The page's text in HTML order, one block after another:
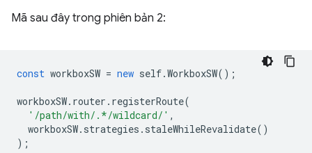
Mã sau đây trong phiên bản 2:
const workboxSW = new self.WorkboxSW();
workboxSW. router . registerRoute(
'/path/with/.*/wildcard/' ,
workboxSW. strategies . staleWhileRevalidate()
);